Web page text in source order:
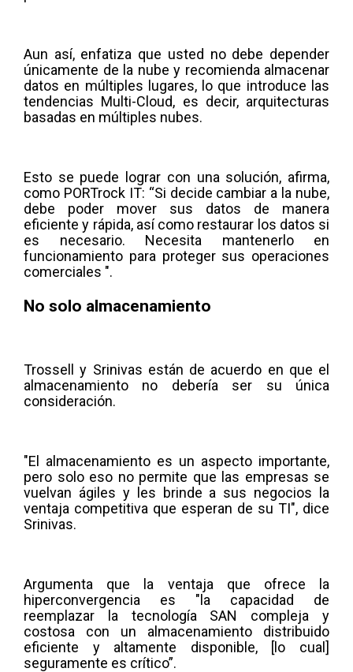
Aun así, enfatiza que usted no debe depender
únicamente de la nube y recomienda almacenar
datos en múltiples lugares, lo que introduce las
tendencias Multi-Cloud, es decir, arquitecturas
basadas en múltiples nubes.
Esto se puede lograr con una solución, afirma,
como PORTrock IT: “Si decide cambiar a la nube,
debe poder mover sus datos de manera
eficiente y rápida, así como restaurar los datos si
es necesario. Necesita mantenerlo en
funcionamiento para proteger sus operaciones
comerciales ".
No solo almacenamiento
Trossell y Srinivas están de acuerdo en que el
almacenamiento no debería ser su única
consideración.
"El almacenamiento es un aspecto importante,
pero solo eso no permite que las empresas se
vuelvan ágiles y les brinde a sus negocios la
ventaja competitiva que esperan de su TI", dice
Srinivas.
Argumenta que la ventaja que ofrece la
hiperconvergencia es "la capacidad de
reemplazar la tecnología SAN compleja y
costosa con un almacenamiento distribuido
eficiente y altamente disponible, [lo cual]
seguramente es crítico”.